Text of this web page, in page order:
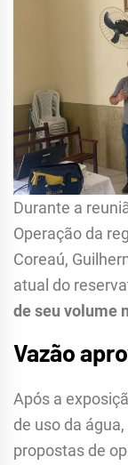
Durante a
Operação da
Coreaú,
atual do
de seu volume
Vazão
Após a
de uso da
propostas de